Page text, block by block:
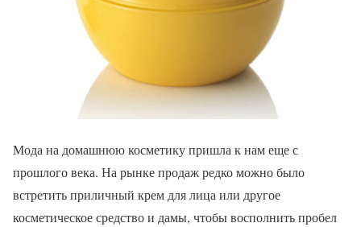
Мода на домашнюю косметику пришла к нам еще с
прошлого века. На рынке продаж редко можно было
встретить приличный крем для лица или другое
косметическое средство и дамы, чтобы восполнить пробел